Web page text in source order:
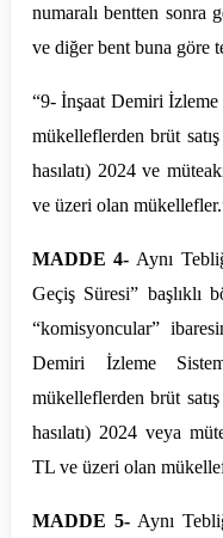
numaralı bentten sonra
ve diğer bent buna göre
“9- İnşaat Demiri
mükelleflerden brüt
hasılatı) 2024 ve
ve üzeri olan
MADDE 4- Aynı
Geçiş Süresi” başlıklı
“komisyoncular”
Demiri İzleme
mükelleflerden brüt
hasılatı) 2024 veya
TL ve üzeri olan
MADDE 5- Aynı